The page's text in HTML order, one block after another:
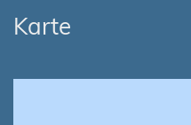
Karte